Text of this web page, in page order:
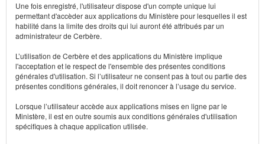
Une fois enregistré, l'utilisateur dispose d'un compte unique lui
permettant d'accèder aux applications du Ministère pour lesquelles il est
habilité dans la limite des droits qui lui auront été attribués par un
administrateur de Cerbère.
L’utilisation de Cerbère et des applications du Ministère implique
l'acceptation et le respect de l'ensemble des présentes conditions
générales d'utilisation. Si l’utilisateur ne consent pas à tout ou partie des
présentes conditions générales, il doit renoncer à l’usage du service.
Lorsque l’utilisateur accède aux applications mises en ligne par le
Ministère, il est en outre soumis aux conditions générales d'utilisation
spécifiques à chaque application utilisée.